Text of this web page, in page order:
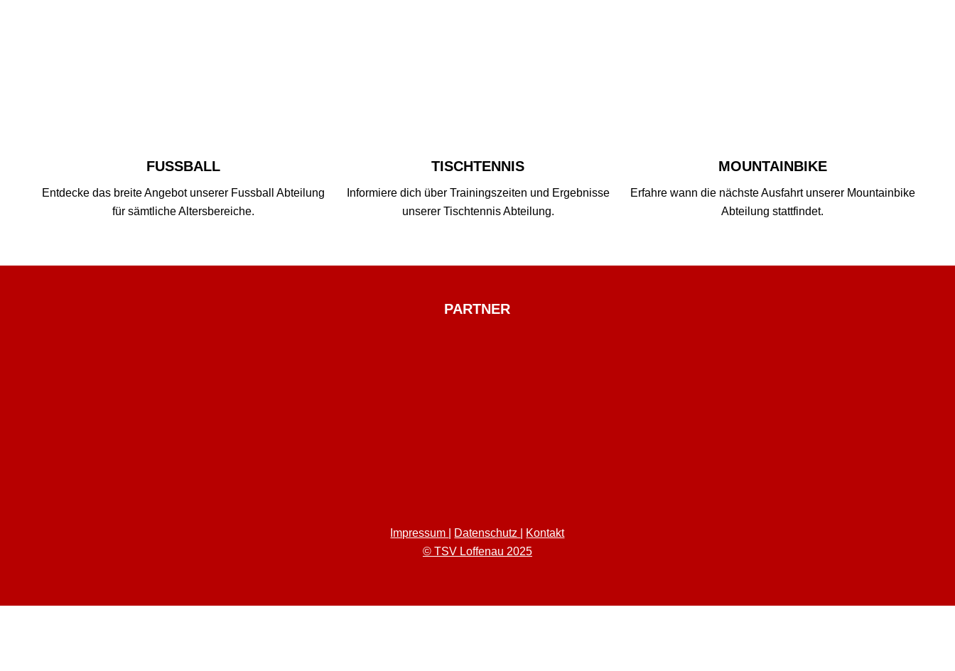
FUSSBALL
Entdecke das breite Angebot unserer Fussball Abteilung
für sämtliche Altersbereiche.
TISCHTENNIS
Informiere dich über Trainingszeiten und Ergebnisse
unserer Tischtennis Abteilung.
MOUNTAINBIKE
Erfahre wann die nächste Ausfahrt unserer Mountainbike
Abteilung stattfindet.
PARTNER
Impressum Datenschutz
Kontakt
© TSV Loffenau 2025